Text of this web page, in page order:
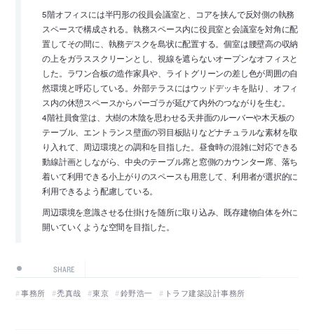
5階オフィスには半円形の役員会議室と、コアを挟んで反対側の執務
スペースで構成される。執務スペース内に役員室と会議室を対角に配
置してその間に、執務デスクを島状に配置する。個室は腰壁高の収納
の上をガラススクリーンとし、視線を遮らないオープンなオフィスと
した。ラワン合板の造作家具や、ライトグリーンの差し色が周囲の自
然環境と呼応している。外部テラスにはウッドデッキを貼り、オフィ
ス内の休憩スペースからパーゴラが延びて内外のつながりを生む。
4階社員食堂は、大樹の木陰を思わせる天井面のルーバーや木天板の
テーブル、エントランス壁面の羽目板貼りなどナチュラルな素材を取
り入れて、周辺環境との調和を目指した。昼食時の混雑に対応できる
動線計画としながら、中央のテーブル席と窓側のカウンター席、落ち
着いて利用できる小上がりのスペースも用意して、利用者が選択的に
利用できるよう配慮している。
周辺環境を意識させる仕掛けを随所に取り込み、既存建物自体を外に
開いていくような空間を目指した。
SHARE
事務所 禿真哉 東京 鈴野浩一 トラフ建築設計事務所